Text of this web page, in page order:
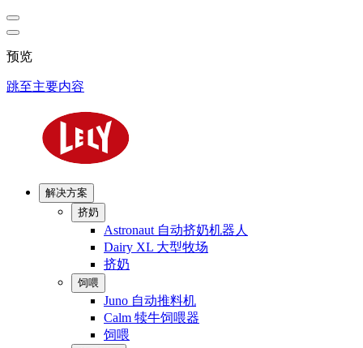
预览
跳至主要内容
解决方案
挤奶
Astronaut 自动挤奶机器人
Dairy XL 大型牧场
挤奶
饲喂
Juno 自动推料机
Calm 犊牛饲喂器
饲喂